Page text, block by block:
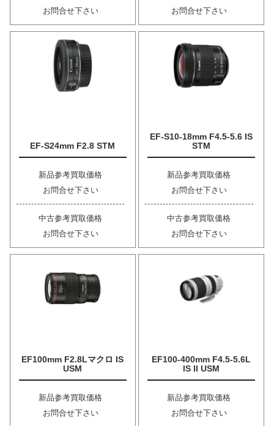
お問合せ下さい
お問合せ下さい
EF-S24mm F2.8 STM
新品参考買取価格
お問合せ下さい
中古参考買取価格
お問合せ下さい
EF-S10-18mm F4.5-5.6 IS
STM
新品参考買取価格
お問合せ下さい
中古参考買取価格
お問合せ下さい
EF100mm F2.8Lマクロ IS
USM
新品参考買取価格
お問合せ下さい
EF100-400mm F4.5-5.6L
IS II USM
新品参考買取価格
お問合せ下さい